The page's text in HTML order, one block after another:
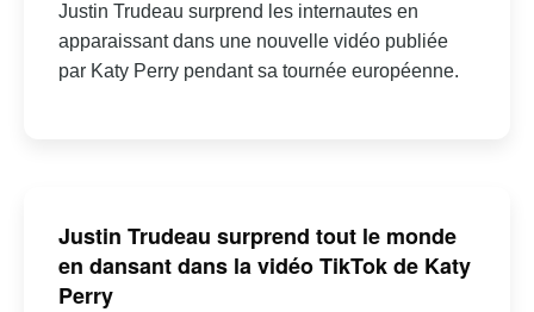
Justin Trudeau surprend les internautes en
apparaissant dans une nouvelle vidéo publiée
par Katy Perry pendant sa tournée européenne.
Justin Trudeau surprend tout le monde
en dansant dans la vidéo TikTok de Katy
Perry